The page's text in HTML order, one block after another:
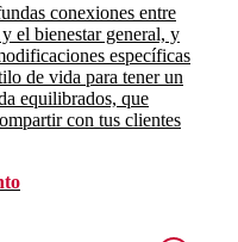
conexiones entre
el bienestar general, y
específicas
de vida para tener un
equilibrados, que
con tus clientes